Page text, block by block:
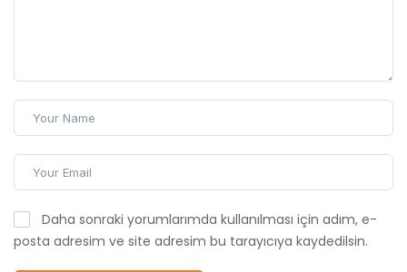
Daha sonraki yorumlarımda kullanılması için adım, e-
posta adresim ve site adresim bu tarayıcıya kaydedilsin.